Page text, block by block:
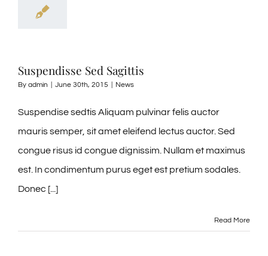
Suspendisse Sed Sagittis
By admin June 30th, 2015 News
Suspendise sedtis Aliquam pulvinar felis auctor
mauris semper, sit amet eleifend lectus auctor. Sed
congue risus id congue dignissim. Nullam et maximus
est. In condimentum purus eget est pretium sodales.
Donec [...]
Read More